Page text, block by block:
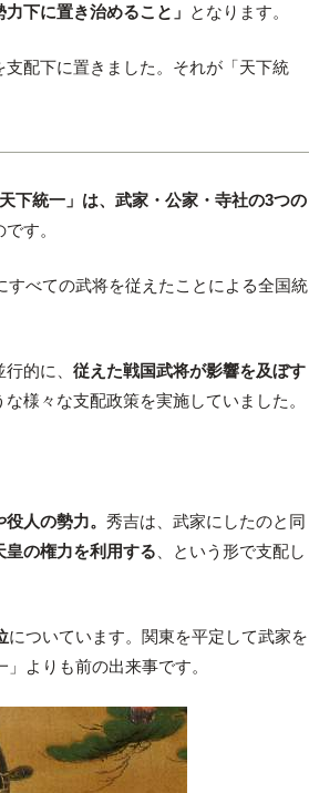
下に置き治めること」 となります。
配下に置きました。それが「天下統
下統一」は、武家・公家・寺社の3つの
す。
べての武将を従えたことによる全国統
行的に、従えた戦国武将が影響を及ぼす
様々な支配政策を実施していました。
役人の勢力。秀吉は、武家にしたのと同
皇の権力を利用する 、という形で支配し
についています。関東を平定して武家を
よりも前の出来事です。